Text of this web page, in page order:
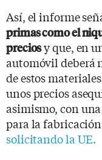
Así, el informe
primas como el
preciosy que, en
automóvil deberá
de estos
unos precios
asimismo, con
para la
solicitando la UE.